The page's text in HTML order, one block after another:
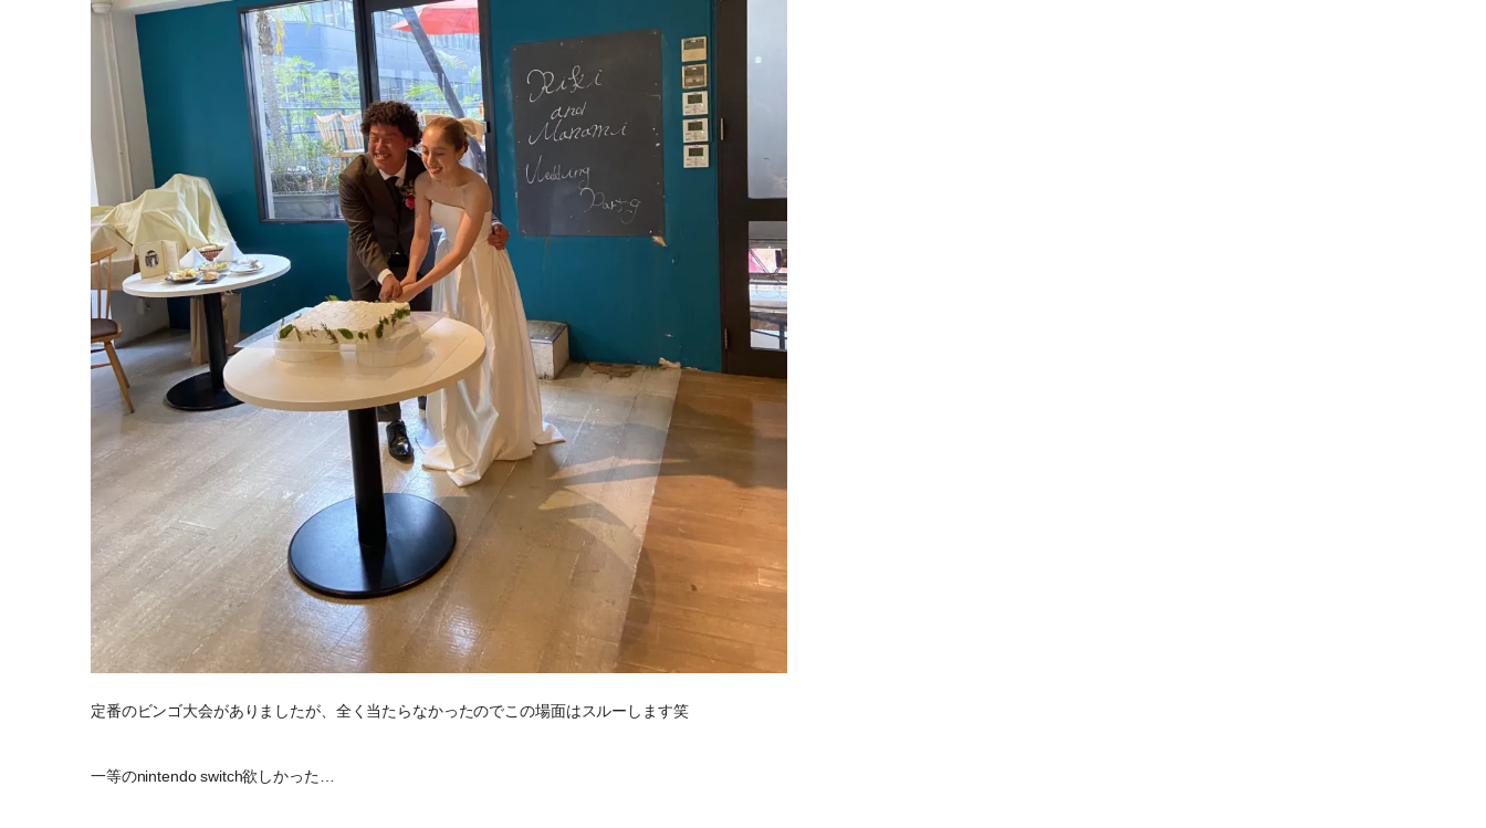
定番のビンゴ大会がありましたが、全く当たらなかったのでこの場面はスルーします笑
一等のnintendo switch欲しかった…